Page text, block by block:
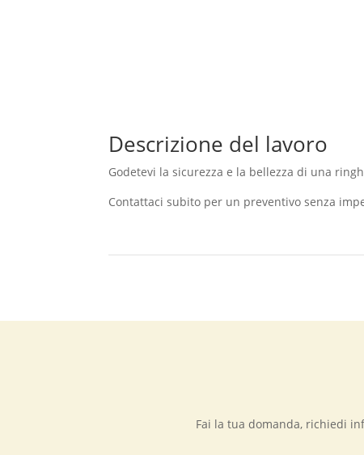
Descrizione del lavoro
Godetevi la sicurezza e la bellezza di una
Contattaci subito per un preventivo senza
Fai la tua domanda, richiedi